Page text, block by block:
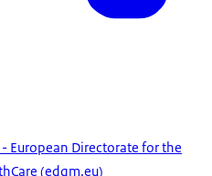
European Directorate for the
(edqm.eu)